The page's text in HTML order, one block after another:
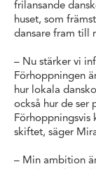
frilansande
huset, som
dansare fram till
– Nu stärker vi
Förhoppningen
hur lokala
också hur de ser
Förhoppningsvis
skiftet, säger
– Min ambition